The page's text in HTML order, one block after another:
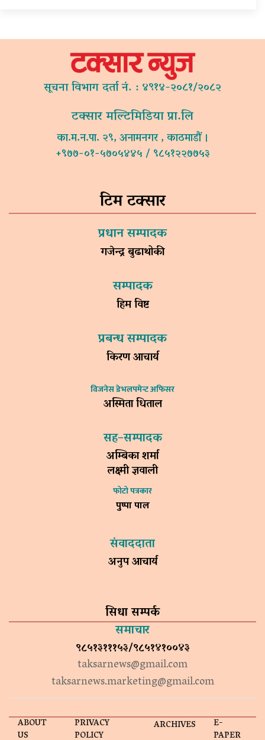
सूचना विभाग दर्ता नं. : ४९१४-२०८१/२०८२
टक्सार मल्टिमिडिया प्रा.लि
का.म.न.पा. २९, अनामनगर , काठमाडौं ।
+९७७-०१-५७०५४४५ / ९८५१२२७७५३
टिम टक्सार
प्रधान सम्पादक
गजेन्द्र बुढाथोकी
सम्पादक
हिम विष्ट
प्रबन्ध सम्पादक
किरण आचार्य
विजनेस डेभलपमेन्ट अफिसर
अस्मिता धिताल
सह–सम्पादक
अम्बिका शर्मा
लक्ष्मी ज्ञवाली
फोटो पत्रकार
पुष्पा पाल
संवाददाता
अनुप आचार्य
सिधा सम्पर्क
समाचार
९८५१३१११५३/९८५१४१००४३
taksarnews@gmail.com
taksarnews.marketing@gmail.com
ABOUT
US
PRIVACY
POLICY
ARCHIVES E-
PAPER